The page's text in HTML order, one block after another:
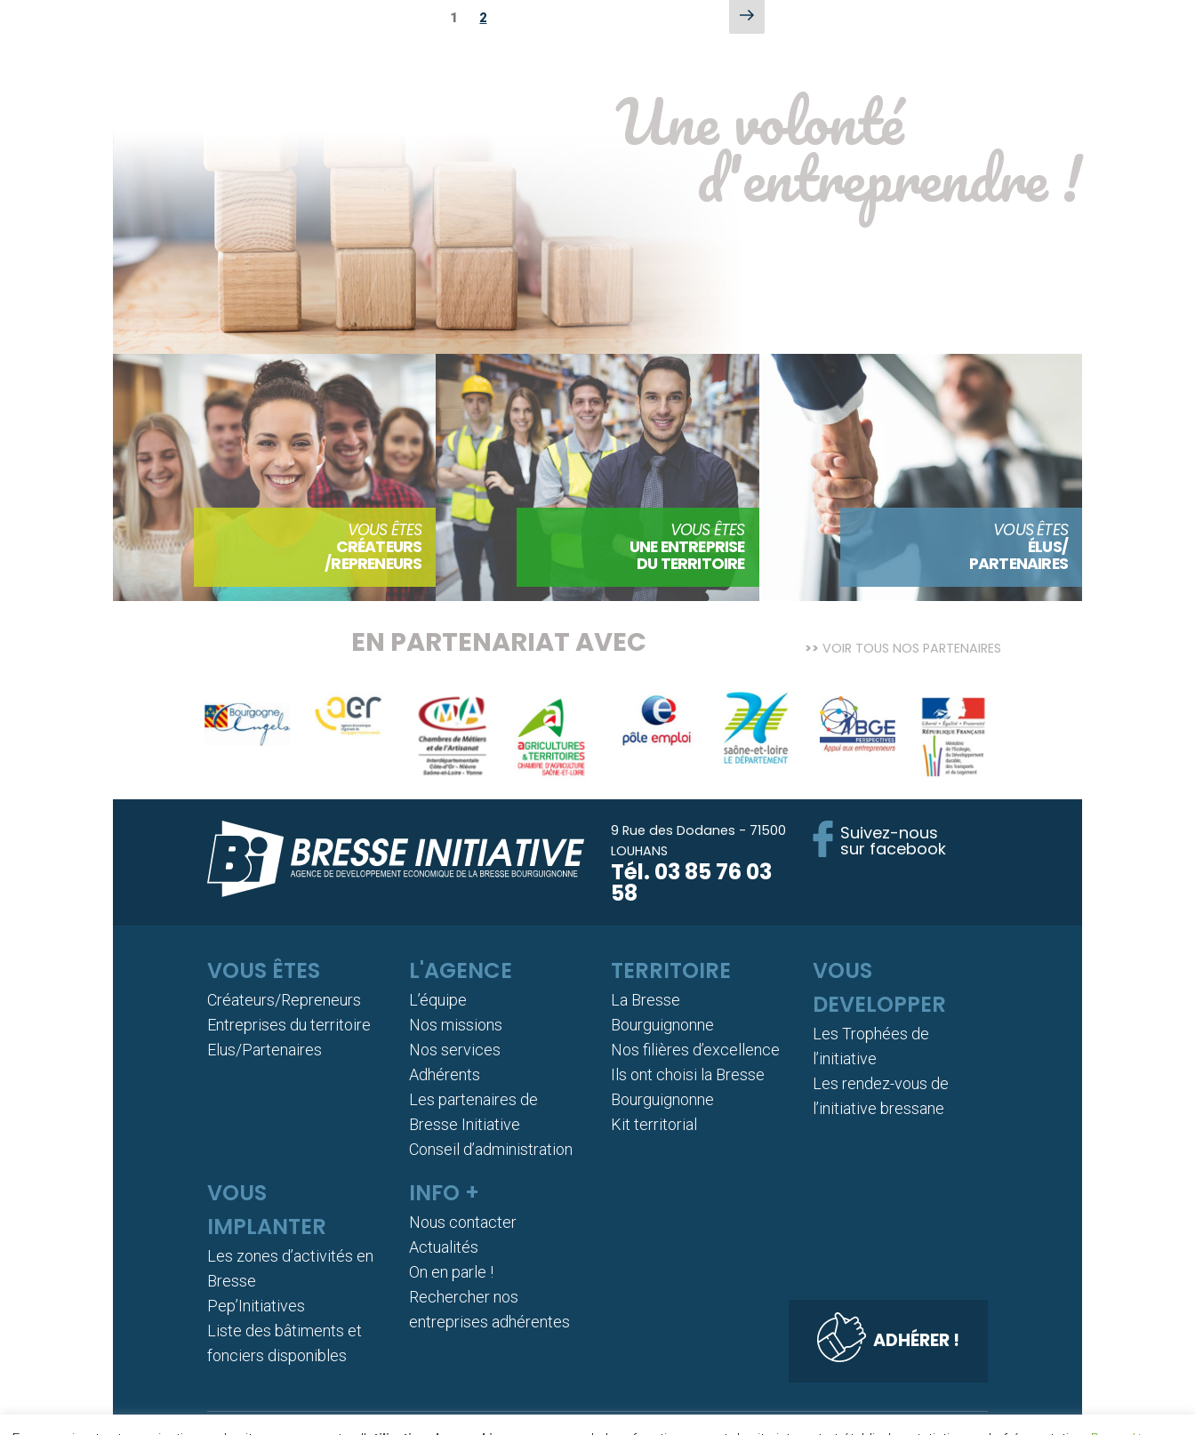
Page
1 Page
2
Page
suivante
Une volonté
d'entreprendre !
VOUS ÊTES
CRÉATEURS
/REPRENEURS
VOUS ÊTES
UNE ENTREPRISE
DU TERRITOIRE
VOUS ÊTES
ÉLUS/
PARTENAIRES
EN PARTENARIAT AVEC VOIR TOUS NOS PARTENAIRES
9 Rue des Dodanes - 71500
LOUHANS
Tél. 03 85 76 03
58
Suivez-nous
sur facebook
VOUS ÊTES
Créateurs/Repreneurs
Entreprises du territoire
Elus/Partenaires
L'AGENCE
L’équipe
Nos missions
Nos services
Adhérents
Les partenaires de
Bresse Initiative
Conseil d’administration
TERRITOIRE
La Bresse
Bourguignonne
Nos filières d’excellence
Ils ont choisi la Bresse
Bourguignonne
Kit territorial
VOUS
DEVELOPPER
Les Trophées de
l’initiative
Les rendez-vous de
l’initiative bressane
VOUS
IMPLANTER
Les zones d’activités en
Bresse
Pep’Initiatives
Liste des bâtiments et
fonciers disponibles
INFO +
Nous contacter
Actualités
On en parle !
Rechercher nos
entreprises adhérentes
ADHÉRER !